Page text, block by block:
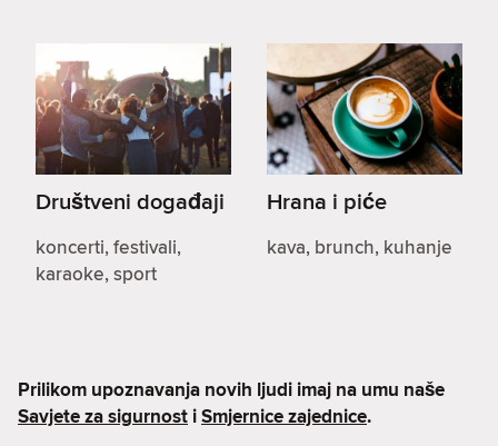
Društveni događaji
koncerti, festivali,
karaoke, sport
Hrana i piće
kava, brunch, kuhanje
Prilikom upoznavanja novih ljudi imaj na umu naše
Savjete za sigurnost iSmjernice zajednice.